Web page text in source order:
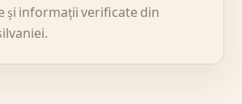
și informații verificate din